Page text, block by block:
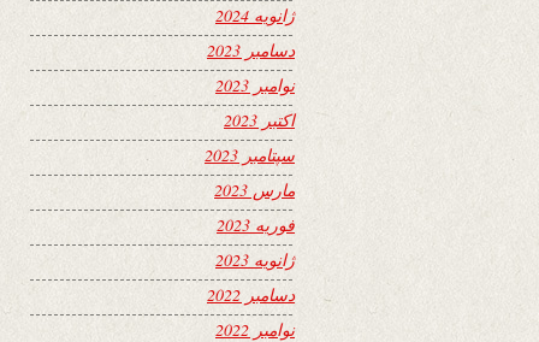
ژانویه 2024
دسامبر 2023
نوامبر 2023
اکتبر 2023
سپتامبر 2023
مارس 2023
فوریه 2023
ژانویه 2023
دسامبر 2022
نوامبر 2022